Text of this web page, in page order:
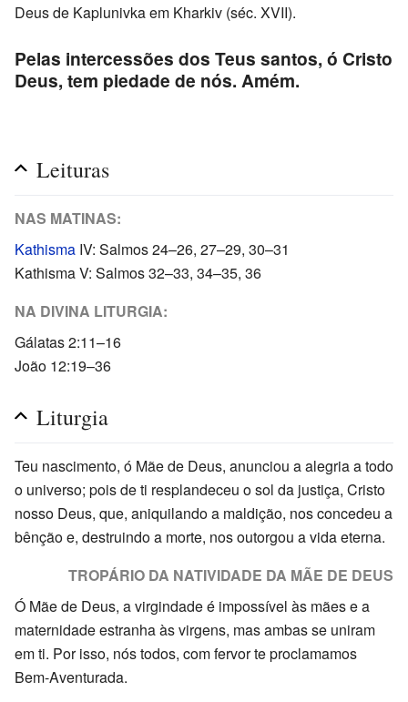
Deus de Kaplunivka em Kharkiv (séc. XVII).
Pelas intercessões dos Teus santos, ó Cristo
Deus, tem piedade de nós. Amém.
Leituras
NAS MATINAS:
Kathisma IV: Salmos 24–26, 27–29, 30–31
Kathisma V: Salmos 32–33, 34–35, 36
NA DIVINA LITURGIA:
Gálatas 2:11–16
João 12:19–36
Liturgia
Teu nascimento, ó Mãe de Deus, anunciou a alegria a todo
o universo; pois de ti resplandeceu o sol da justiça, Cristo
nosso Deus, que, aniquilando a maldição, nos concedeu a
bênção e, destruindo a morte, nos outorgou a vida eterna.
TROPÁRIO DA NATIVIDADE DA MÃE DE DEUS
Ó Mãe de Deus, a virgindade é impossível às mães e a
maternidade estranha às virgens, mas ambas se uniram
em ti. Por isso, nós todos, com fervor te proclamamos
Bem-Aventurada.